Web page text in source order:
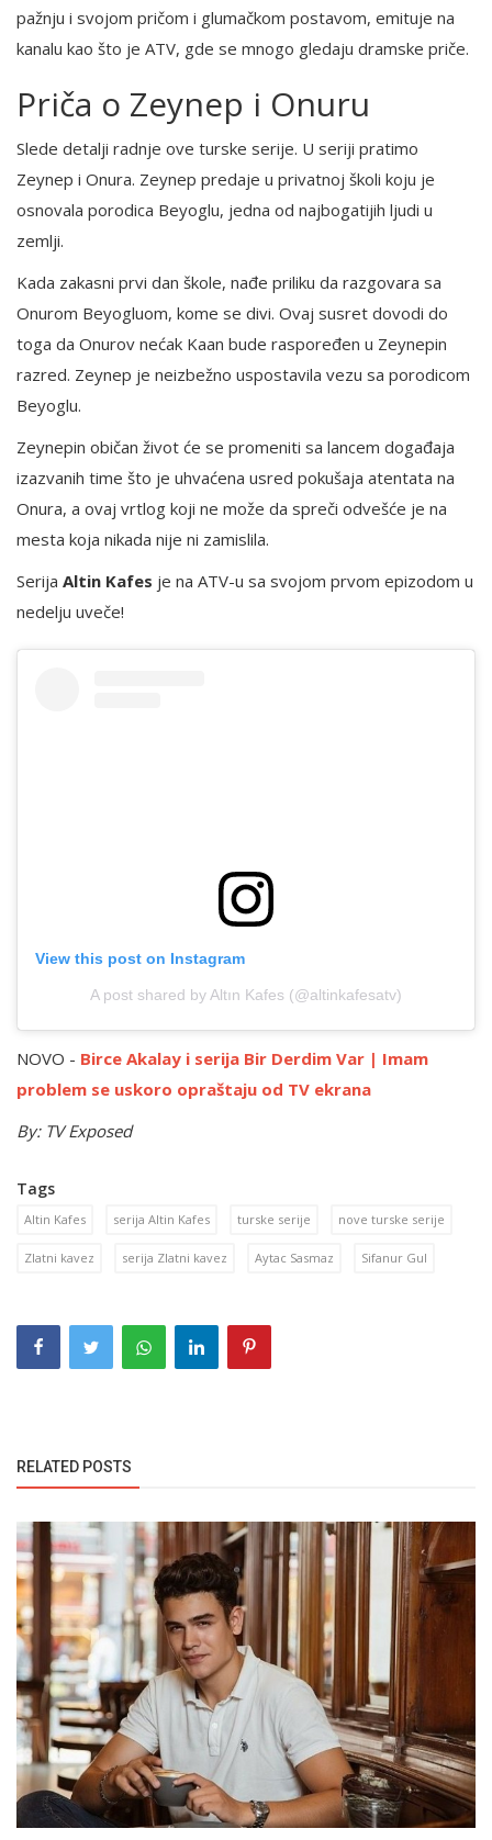
pažnju i svojom pričom i glumačkom postavom, emituje na
kanalu kao što je ATV, gde se mnogo gledaju dramske priče.
Priča o Zeynep i Onuru
Slede detalji radnje ove turske serije. U seriji pratimo
Zeynep i Onura. Zeynep predaje u privatnoj školi koju je
osnovala porodica Beyoglu, jedna od najbogatijih ljudi u
zemlji.
Kada zakasni prvi dan škole, nađe priliku da razgovara sa
Onurom Beyogluom, kome se divi. Ovaj susret dovodi do
toga da Onurov nećak Kaan bude raspoređen u Zeynepin
razred. Zeynep je neizbežno uspostavila vezu sa porodicom
Beyoglu.
Zeynepin običan život će se promeniti sa lancem događaja
izazvanih time što je uhvaćena usred pokušaja atentata na
Onura, a ovaj vrtlog koji ne može da spreči odvešće je na
mesta koja nikada nije ni zamislila.
Serija Altin Kafes je na ATV-u sa svojom prvom epizodom u
nedelju uveče!
View this post on Instagram
A post shared by Altın Kafes (@altinkafesatv)
NOVO - Birce Akalay i serija Bir Derdim Var | Imam
problem se uskoro opraštaju od TV ekrana
By: TV Exposed
Tags
Altin Kafes serija Altin Kafes turske serije nove turske serije
Zlatni kavez serija Zlatni kavez Aytac Sasmaz Sifanur Gul
RELATED POSTS